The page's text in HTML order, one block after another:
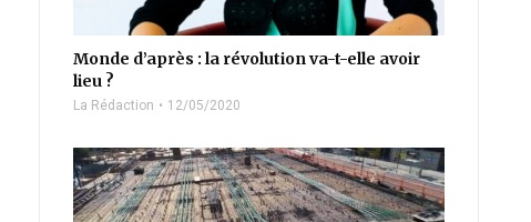
Monde d’après : la révolution va-t-elle avoir
lieu ?
La Rédaction 12/05/2020